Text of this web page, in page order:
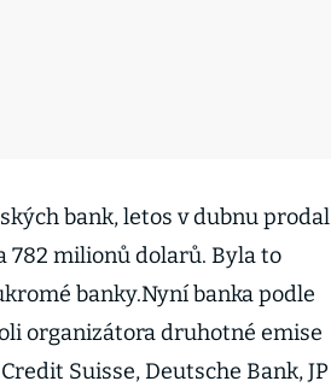
bank, letos v dubnu prodal
782 milionů dolarů. Byla to
banky.Nyní banka podle
organizátora druhotné emise
Suisse, Deutsche Bank, JP